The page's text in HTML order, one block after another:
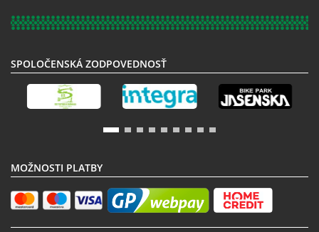
SPOLOČENSKÁ ZODPOVEDNOSŤ
MOŽNOSTI PLATBY